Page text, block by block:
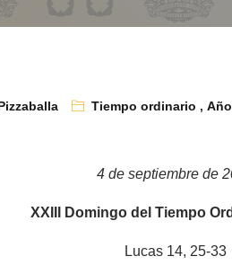
Tiempo ordinario ,
4 de septiembre de
XXIII Domingo del Tiempo
Lucas 14, 25-33